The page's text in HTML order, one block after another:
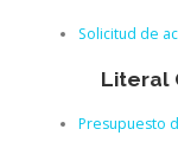
Solicitud de
Literal
Presupuesto